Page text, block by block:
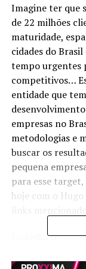
Imagine ter que
de 22 milhões
maturidade,
cidades do
tempo urgentes
competitivos…
entidade que
empresas no
metodologias e
buscar os
pequena
para esse
hoje com o Hugo
Linkedin do
https://
Cursos via